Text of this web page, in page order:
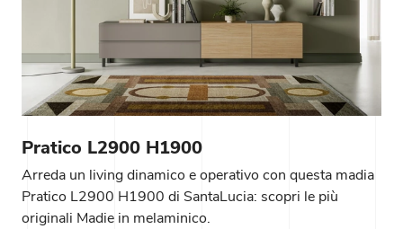
Pratico L2900 H1900
Arreda un living dinamico e operativo con questa madia
Pratico L2900 H1900 di SantaLucia: scopri le più
originali Madie in melaminico.